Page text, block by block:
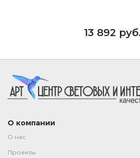
13 892 руб.
О компании
О нас
Проекты